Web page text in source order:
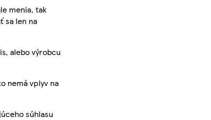
menia, tak
sa len na
alebo výrobcu
nemá vplyv na
súhlasu